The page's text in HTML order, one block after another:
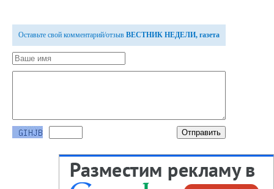
Оставьте свой комментарий/отзыв ВЕСТНИК НЕДЕЛИ, газета